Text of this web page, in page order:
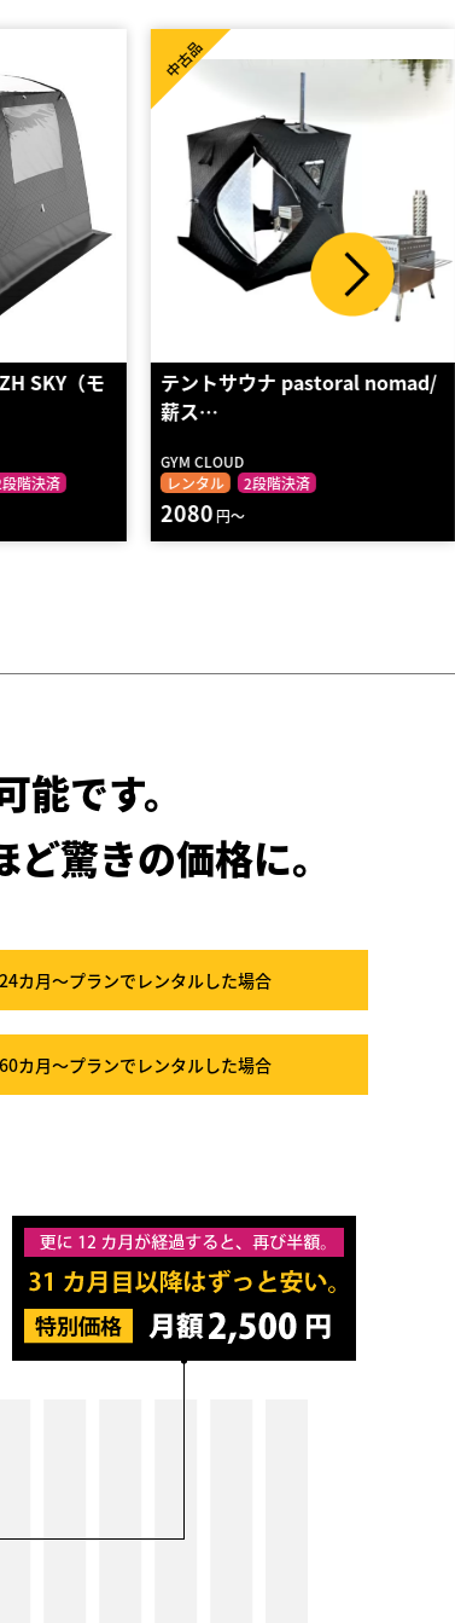
nomad/
テントサウナ MORZH（モルジ
ュ）
MORZH
レンタル
2段階決済
新品
3540円～
です。
驚きの価格に。
24カ月～プランでレンタルした場合
60カ月～プランでレンタルした場合